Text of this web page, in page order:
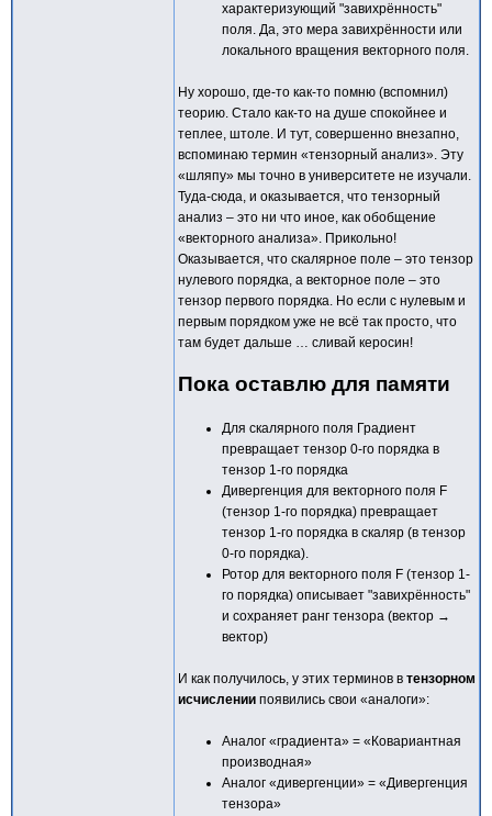
характеризующий "завихрённость"
поля. Да, это мера завихрённости или
локального вращения векторного поля.
Ну хорошо, где-то как-то помню (вспомнил)
теорию. Стало как-то на душе спокойнее и
теплее, штоле. И тут, совершенно внезапно,
вспоминаю термин «тензорный анализ». Эту
«шляпу» мы точно в университете не изучали.
Туда-сюда, и оказывается, что тензорный
анализ – это ни что иное, как обобщение
«векторного анализа». Прикольно!
Оказывается, что скалярное поле – это тензор
нулевого порядка, а векторное поле – это
тензор первого порядка. Но если с нулевым и
первым порядком уже не всё так просто, что
там будет дальше … сливай керосин!
Пока оставлю для памяти
Для скалярного поля Градиент
превращает тензор 0-го порядка в
тензор 1-го порядка
Дивергенция для векторного поля F
(тензор 1-го порядка) превращает
тензор 1-го порядка в скаляр (в тензор
0-го порядка).
Ротор для векторного поля F (тензор 1-
го порядка) описывает "завихрённость"
и сохраняет ранг тензора (вектор →
вектор)
И как получилось, у этих терминов в тензорном
исчислении появились свои «аналоги»:
Аналог «градиента» = «Ковариантная
производная»
Аналог «дивергенции» = «Дивергенция
тензора»